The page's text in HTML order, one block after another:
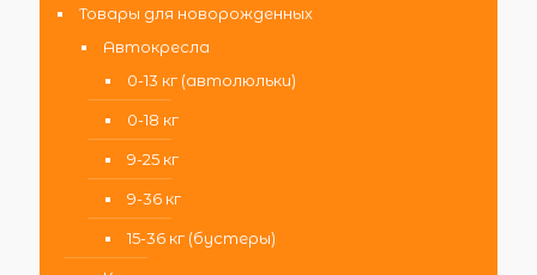
Товары для новорожденных
Автокресла
0-13 кг (автолюльки)
0-18 кг
9-25 кг
9-36 кг
15-36 кг (бустеры)